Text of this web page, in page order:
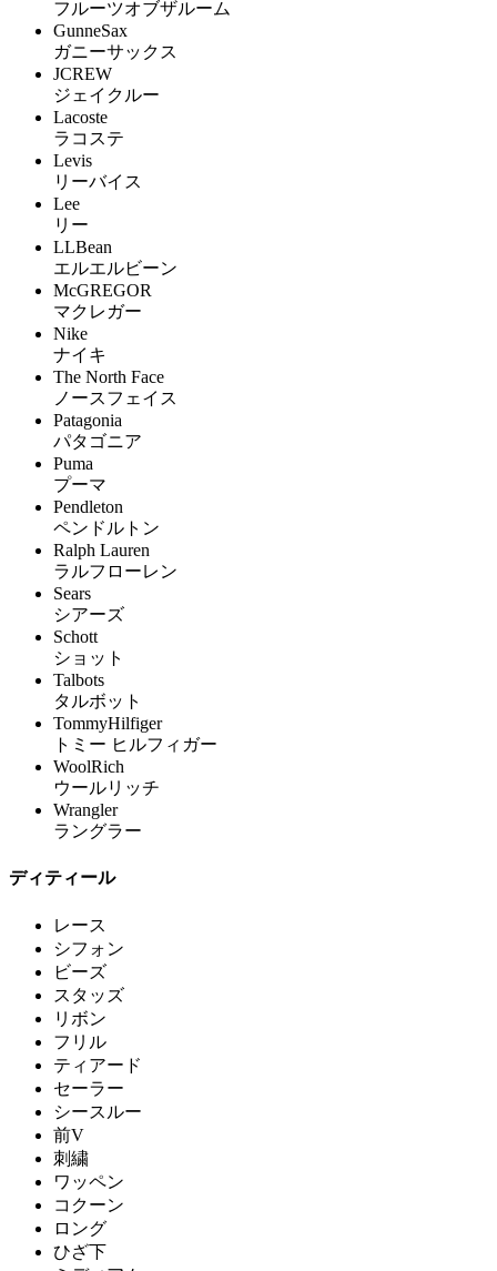
フルーツオブザルーム
GunneSax
ガニーサックス
JCREW
ジェイクルー
Lacoste
ラコステ
Levis
リーバイス
Lee
リー
LLBean
エルエルビーン
McGREGOR
マクレガー
Nike
ナイキ
The North Face
ノースフェイス
Patagonia
パタゴニア
Puma
プーマ
Pendleton
ペンドルトン
Ralph Lauren
ラルフローレン
Sears
シアーズ
Schott
ショット
Talbots
タルボット
TommyHilfiger
トミー ヒルフィガー
WoolRich
ウールリッチ
Wrangler
ラングラー
ディティール
レース
シフォン
ビーズ
スタッズ
リボン
フリル
ティアード
セーラー
シースルー
前V
刺繍
ワッペン
コクーン
ロング
ひざ下